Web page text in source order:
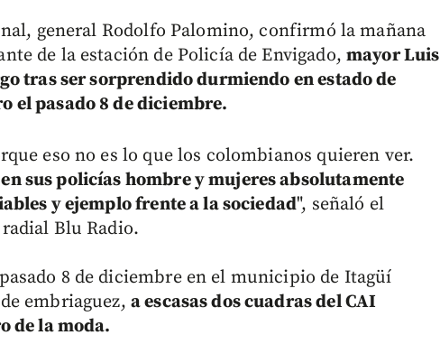
general Rodolfo Palomino, confirmó la mañana
de la estación de Policía de Envigado, mayor Luis
tras ser sorprendido durmiendo en estado de
el pasado 8 de diciembre.
eso no es lo que los colombianos quieren ver.
sus policías hombre y mujeres absolutamente
y ejemplo frente a la sociedad", señaló el
Blu Radio.
8 de diciembre en el municipio de Itagüí
embriaguez, a escasas dos cuadras del CAI
de la moda.